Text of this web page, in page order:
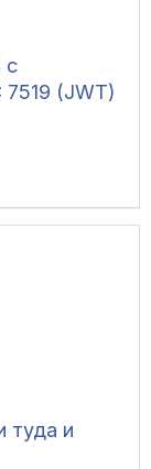
с
7519 (JWT)
туда и